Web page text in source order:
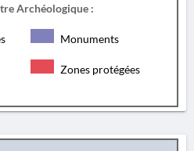
Archéologique :
Monuments
Zones protégées